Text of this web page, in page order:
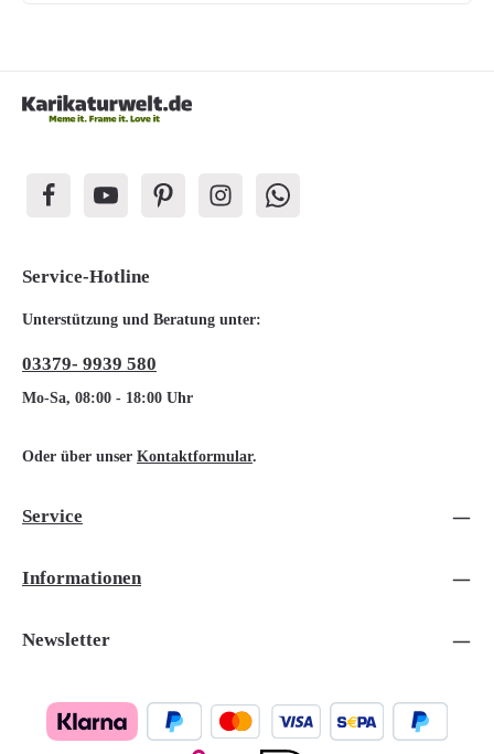
Service-Hotline
Unterstützung und Beratung unter:
03379- 9939 580
Mo-Sa, 08:00 - 18:00 Uhr
Oder über unser Kontaktformular.
Service
Informationen
Newsletter